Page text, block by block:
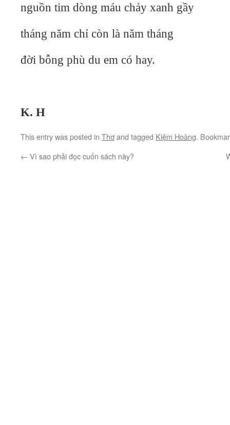
nguồn tim dòng máu chảy xanh gầy
tháng năm chỉ còn là năm tháng
đời bỗng phù du em có hay.
K. H
This entry was posted in Thơand tagged Kiệm Hoàng.
← Vì sao phải đọc cuốn sách này?